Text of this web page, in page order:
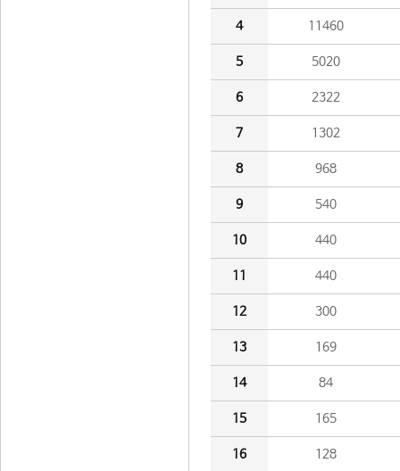
4 11460
5 5020
6 2322
7 1302
8 968
9 540
10 440
11 440
12 300
13 169
14 84
15 165
16 128